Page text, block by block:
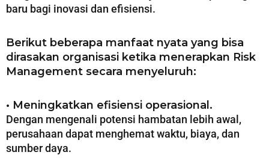
baru bagi inovasi dan efisiensi.
Berikut beberapa manfaat nyata yang bisa
dirasakan organisasi ketika menerapkan Risk
Management secara menyeluruh:
• Meningkatkan efisiensi operasional.
Dengan mengenali potensi hambatan lebih awal,
perusahaan dapat menghemat waktu, biaya, dan
sumber daya.